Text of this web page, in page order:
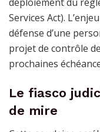
Services Act).
défense d’une
projet de contrôle
prochaines
Le fiasco
de mire